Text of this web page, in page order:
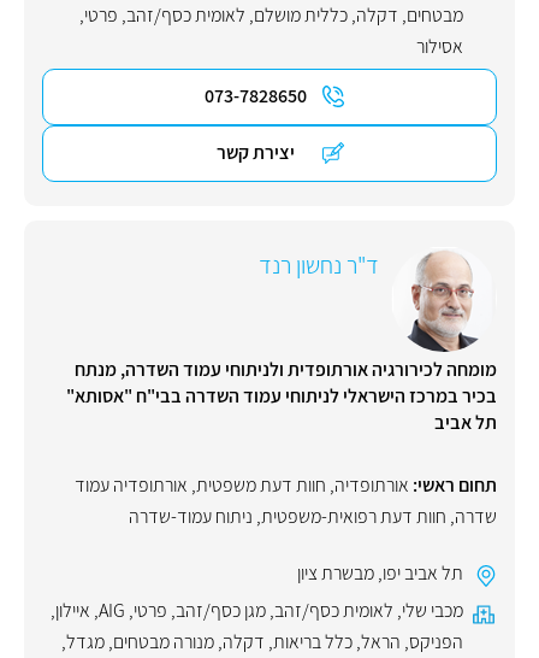
מבטחים, דקלה,כללית מושלם, לאומית כסף/זהב, פרטי,
אסילור
073-7828650
יצירת קשר
ד"ר נחשון רנד
מומחה לכירורגיה אורתופדית ולניתוחי עמוד השדרה, מנתח
בכיר במרכז הישראלי לניתוחי עמוד השדרה בבי"ח "אסותא"
תל אביב
תחום ראשי: אורתופדיה, חוות דעת משפטית, אורתופדיה עמוד
שדרה, חוות דעת רפואית-משפטית, ניתוח עמוד-שדרה
תל אביב יפו,מבשרת ציון
מכבי שלי, לאומית כסף/זהב,מגן כסף/זהב, פרטי,
AIG
, איילון,
הפניקס, הראל,כלל בריאות, דקלה,מנורה מבטחים,מגדל,